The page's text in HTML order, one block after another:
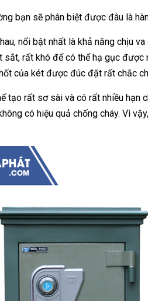
bạn sẽ phân biệt được đâu là
nổi bật nhất là khả năng chịu
rất khó để có thể hạ gục được
của két được đúc đặt rất chắc
rất sơ sài và có rất nhiều hạn
có hiệu quả chống cháy. Vì